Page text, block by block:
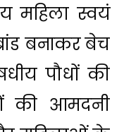
महिला स्वयं
बनाकर बेच
पौधों की
की आमदनी